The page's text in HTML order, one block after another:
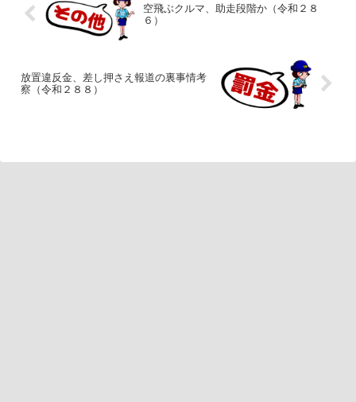
空飛ぶクルマ、助走段階か（令和２８
６）
放置違反金、差し押さえ報道の裏事情考
察（令和２８８）